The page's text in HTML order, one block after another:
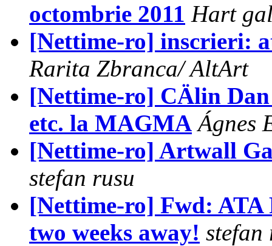
octombrie 2011 Hart
[Nettime-ro] inscrieri:
Rarita Zbranca/ AltArt
[Nettime-ro] CÄlin
etc. la MAGMA Ágnes
[Nettime-ro] Artwall
stefan rusu
[Nettime-ro] Fwd:
two weeks away! stefan